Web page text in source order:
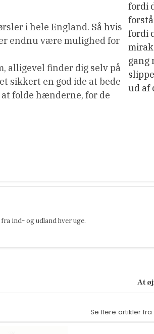
fordi
fordi
gang
ud af
i hele England. Så hvis
endnu være mulighed for
alligevel finder dig selv på
sikkert en god ide at bede
folde hænderne, for de
ind- og udland hver uge.
At
Se flere artikler